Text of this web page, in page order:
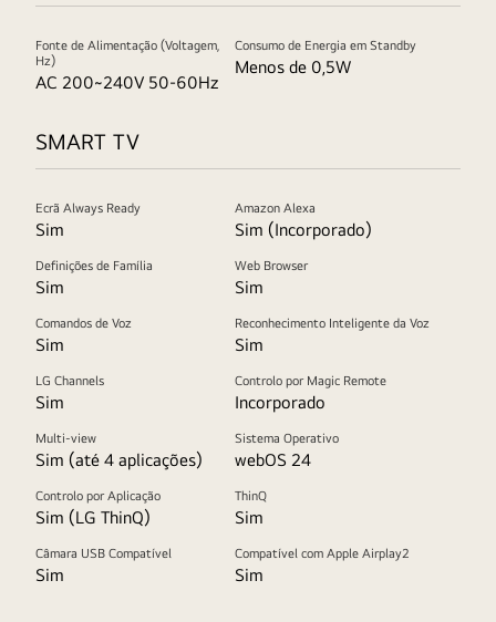
Fonte de Alimentação (Voltagem,
Hz)
AC 200~240V 50-60Hz
Consumo de Energia em Standby
Menos de 0,5W
SMART TV
Ecrã Always Ready
Sim
Amazon Alexa
Sim (Incorporado)
Definições de Família
Sim
Web Browser
Sim
Comandos de Voz
Sim
Reconhecimento Inteligente da Voz
Sim
LG Channels
Sim
Controlo por Magic Remote
Incorporado
Multi-view
Sim (até 4 aplicações)
Sistema Operativo
webOS 24
Controlo por Aplicação
Sim (LG ThinQ)
ThinQ
Sim
Câmara USB Compatível
Sim
Compatível com Apple Airplay2
Sim